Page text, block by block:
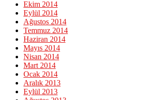
Ekim 2014
Eylül 2014
Ağustos 2014
Temmuz 2014
Haziran 2014
Mayıs 2014
Nisan 2014
Mart 2014
Ocak 2014
Aralık 2013
Eylül 2013